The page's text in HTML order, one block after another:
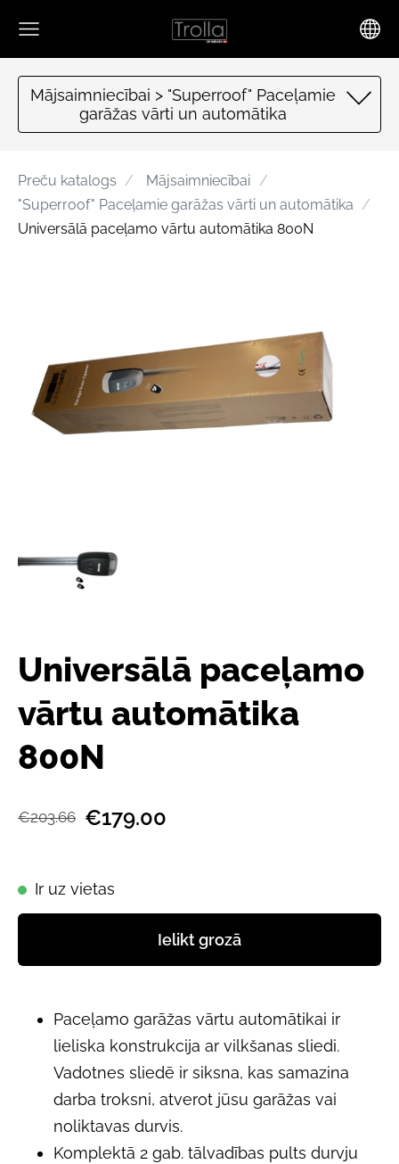
Mājsaimniecībai > "Superroof" Paceļamie
garāžas vārti un automātika
Preču katalogs
Mājsaimniecībai
"Superroof" Paceļamie garāžas vārti un automātika
Universālā paceļamo vārtu automātika 800N
Universālā paceļamo
vārtu automātika
800N
€203.66 €179.00
Ir uz vietas
Ielikt grozā
Paceļamo garāžas vārtu automātikai ir
lieliska konstrukcija ar vilkšanas sliedi.
Vadotnes sliedē ir siksna, kas samazina
darba troksni, atverot jūsu garāžas vai
noliktavas durvis.
Komplektā 2 gab. tālvadības pults durvju